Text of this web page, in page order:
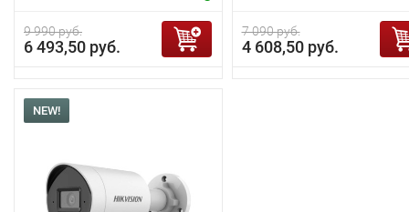
9 990 руб.
6 493,50 руб.
7 090 руб.
4 608,50 руб.
NEW!